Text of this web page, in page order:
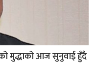
मुद्धाको आज सुनुवाई हुँदै